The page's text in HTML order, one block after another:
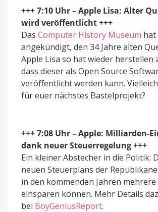
+++ 7:10 Uhr – Apple Lisa: Alter
wird veröffentlicht +++
Das Computer History Museum hat
angekündigt, den 34 Jahre alten
Apple Lisa so hat wieder herstellen
dass dieser als Open Source
veröffentlicht werden kann.
für euer nächstes Bastelprojekt?
+++ 7:08 Uhr – Apple: Milliarden-
dank neuer Steuerregelung +++
Ein kleiner Abstecher in die Politik:
neuen Steuerplans der
in den kommenden Jahren
einsparen können. Mehr Details
bei BoyGeniusReport.